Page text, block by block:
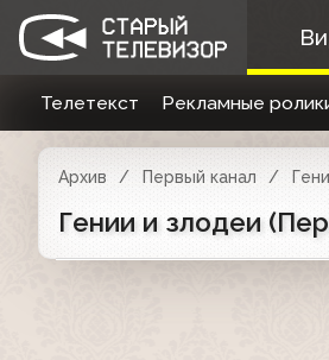
Телетекст Рекламные
Архив Первый канал
Гении и злодеи